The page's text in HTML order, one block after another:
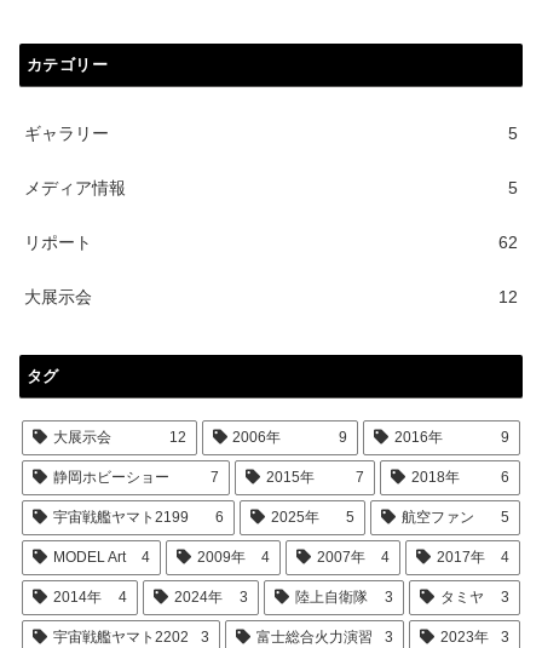
カテゴリー
ギャラリー 5
メディア情報 5
リポート 62
大展示会 12
タグ
大展示会 12 2006年 9 2016年 9
静岡ホビーショー 7 2015年 7 2018年 6
宇宙戦艦ヤマト2199 6 2025年 5 航空ファン 5
MODEL Art 4 2009年 4 2007年 4 2017年 4
2014年 4 2024年 3 陸上自衛隊 3 タミヤ 3
宇宙戦艦ヤマト2202 3 富士総合火力演習 3 2023年 3